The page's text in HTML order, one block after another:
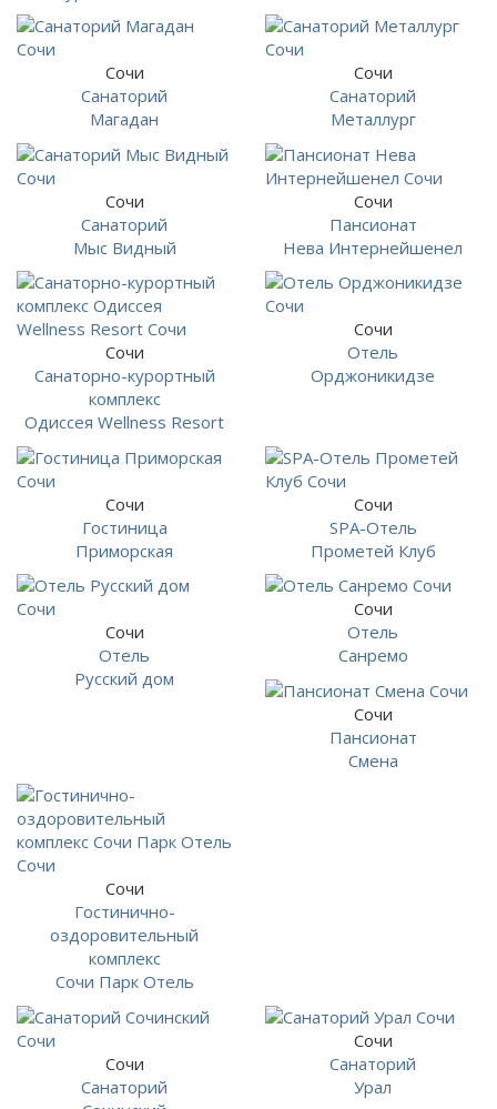
Сочи
Санаторий
Магадан
Сочи
Санаторий
Металлург
Сочи
Санаторий
Мыс Видный
Сочи
Пансионат
Нева Интернейшенел
Сочи
Санаторно-курортный
комплекс
Одиссея Wellness Resort
Сочи
Отель
Орджоникидзе
Сочи
Гостиница
Приморская
Сочи
SPA-Отель
Прометей Клуб
Сочи
Отель
Русский дом
Сочи
Отель
Санремо
Сочи
Пансионат
Смена
Сочи
Гостинично-
оздоровительный
комплекс
Сочи Парк Отель
Сочи
Санаторий
Сочи
Санаторий
Урал